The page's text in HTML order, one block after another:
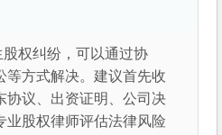
权纠纷，可以通过协
等方式解决。建议首先收
协议、出资证明、公司决
业股权律师评估法律风险